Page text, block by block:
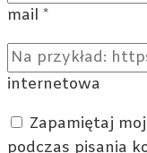
mail *
internetowa
Zapamiętaj
podczas pisania